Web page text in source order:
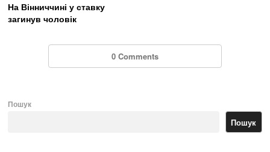
На Вінниччині у ставку
загинув чоловік
0 Comments
Пошук
Пошук